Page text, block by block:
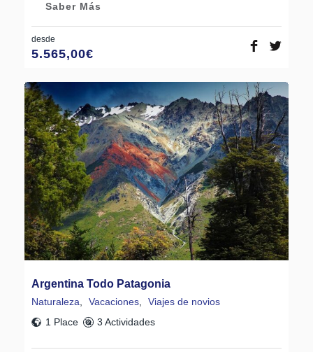
Saber Más
desde
5.565,00€
Argentina Todo Patagonia
Naturaleza Vacaciones
Viajes de novios
1 Place
3 Actividades